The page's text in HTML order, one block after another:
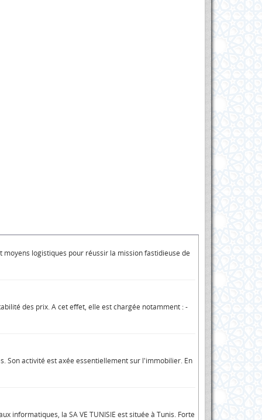
logistiques pour réussir la mission fastidieuse de
des prix. A cet effet, elle est chargée notamment : -
Son activité est axée essentiellement sur l'immobilier. En
informatiques, la SA VE TUNISIE est située à Tunis. Forte